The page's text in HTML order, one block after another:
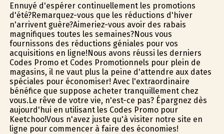
Ennuyé d'espérer continuellement les promotions
d'été?Remarquez-vous que les réductions d'hiver
n'arrivent guère?Aimeriez-vous avoir des rabais
magnifiques toutes les semaines?Nous vous
fournissons des réductions géniales pour vos
acquisitions en ligne!Nous avons réussi les derniers
Codes Promo et Codes Promotionnels pour plein de
magasins, il ne vaut plus la peine d'attendre aux dates
spéciales pour économiser! Avec l'extraordinaire
bénéfice que suppose acheter tranquillement chez
vous.Le rêve de votre vie, n'est-ce pas? Épargnez dès
aujourd'hui en utilisant les Codes Promo pour
Keetchoo!Vous n'avez juste qu'à visiter notre site en
ligne pour commencer à faire des économies!